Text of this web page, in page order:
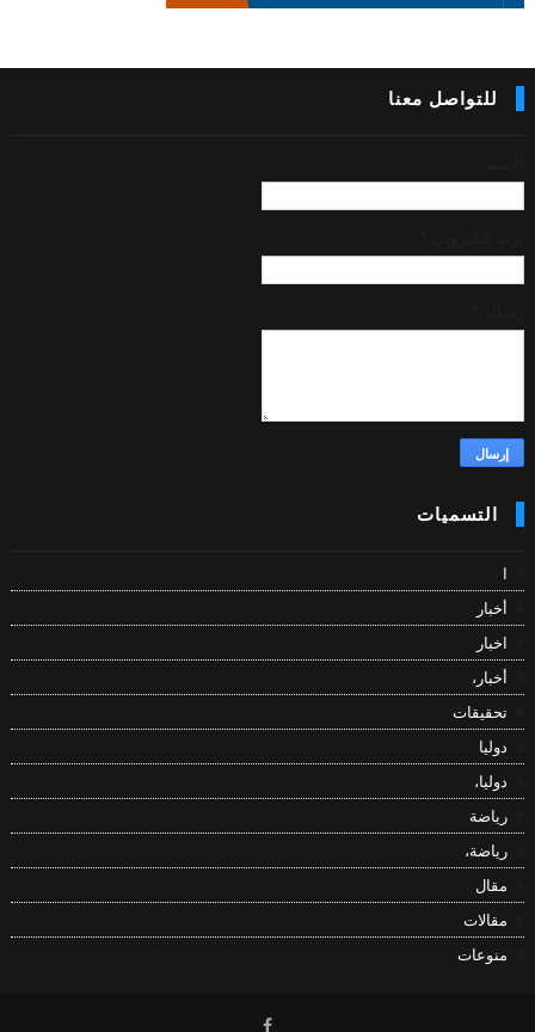
للتواصل معنا
التسميات
أخبار
اخبار
أخبار،
تحقيقات
دوليا
دوليا،
رياضة
رياضة،
مقال
مقالات
منوعات